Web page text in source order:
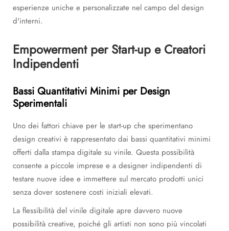
esperienze uniche e personalizzate nel campo del design
d'interni.
Empowerment per Start-up e Creatori
Indipendenti
Bassi Quantitativi Minimi per Design
Sperimentali
Uno dei fattori chiave per le start-up che sperimentano
design creativi è rappresentato dai bassi quantitativi minimi
offerti dalla stampa digitale su vinile. Questa possibilità
consente a piccole imprese e a designer indipendenti di
testare nuove idee e immettere sul mercato prodotti unici
senza dover sostenere costi iniziali elevati.
La flessibilità del vinile digitale apre davvero nuove
possibilità creative, poiché gli artisti non sono più vincolati